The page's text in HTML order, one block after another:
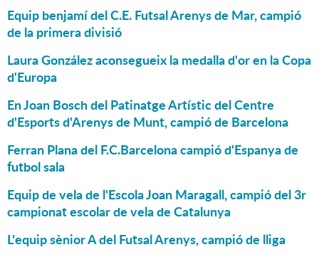
Equip benjamí del C.E. Futsal Arenys de Mar, campió
de la primera divisió
Laura González aconsegueix la medalla d'or en la Copa
d'Europa
En Joan Bosch del Patinatge Artístic del Centre
d'Esports d'Arenys de Munt, campió de Barcelona
Ferran Plana del F.C.Barcelona campió d'Espanya de
futbol sala
Equip de vela de l'Escola Joan Maragall, campió del 3r
campionat escolar de vela de Catalunya
L'equip sènior A del Futsal Arenys, campió de lliga